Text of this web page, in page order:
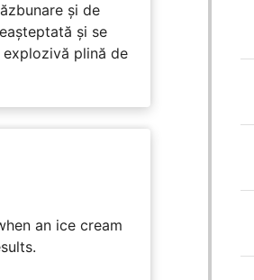
și de
și se
plină de
an ice cream